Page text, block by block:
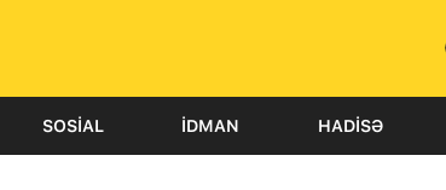
SOSIAL İDMAN HADISƏ